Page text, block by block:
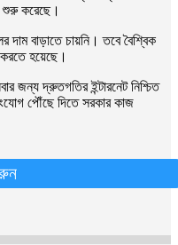
শুরু করেছে।
দাম বাড়াতে চায়নি। তবে বৈশ্বিক
হয়েছে।
জন্য দ্রুতগতির ইন্টারনেট নিশ্চিত
পৌঁছে দিতে সরকার কাজ